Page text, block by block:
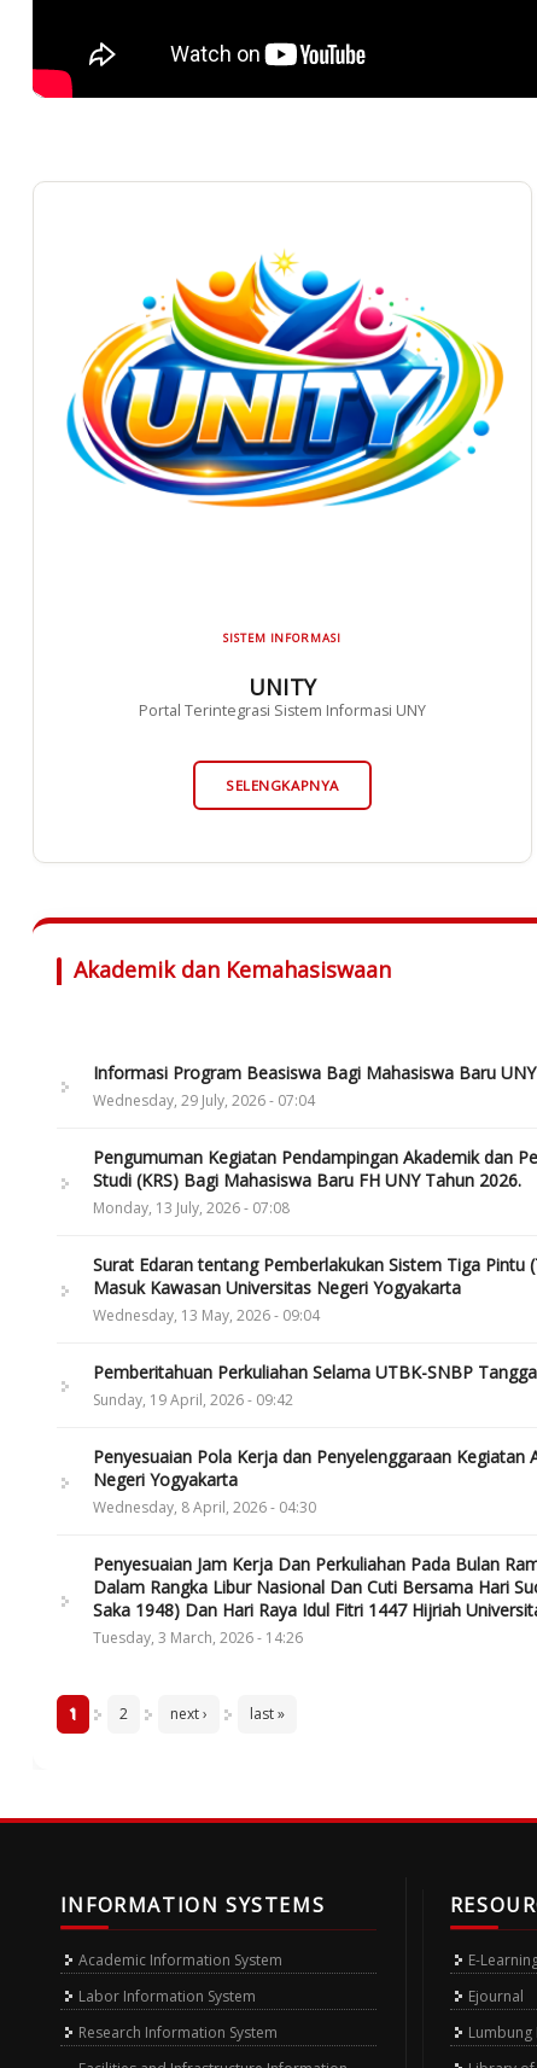
SISTEM INFORMASI
UNITY
Portal Terintegrasi Sistem Informasi UNY
SELENGKAPNYA
Akademik dan Kemahasiswaan
Informasi Program Beasiswa Bagi Mahasiswa Baru
Wednesday, 29 July, 2026 - 07:04
Pengumuman Kegiatan Pendampingan Akademik dan
Studi (KRS) Bagi Mahasiswa Baru FH UNY Tahun 2026.
Monday, 13 July, 2026 - 07:08
Surat Edaran tentang Pemberlakukan Sistem Tiga Pintu
Masuk Kawasan Universitas Negeri Yogyakarta
Wednesday, 13 May, 2026 - 09:04
Pemberitahuan Perkuliahan Selama UTBK-SNBP
Sunday, 19 April, 2026 - 09:42
Penyesuaian Pola Kerja dan Penyelenggaraan Kegiatan
Negeri Yogyakarta
Wednesday, 8 April, 2026 - 04:30
Penyesuaian Jam Kerja Dan Perkuliahan Pada Bulan
Dalam Rangka Libur Nasional Dan Cuti Bersama Hari
Saka 1948) Dan Hari Raya Idul Fitri 1447 Hijriah
Tuesday, 3 March, 2026 - 14:26
Pages
1 2 next › last »
INFORMATION SYSTEMS
Academic Information System
Labor Information System
Research Information System
E-
Ejournal
Lumbung